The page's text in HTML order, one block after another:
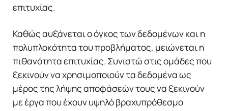
επιτυχίας.
Καθώς αυξάνεται ο όγκος των δεδομένων και η
πολυπλοκότητα του προβλήματος, μειώνεται η
πιθανότητα επιτυχίας. Συνιστώ στις ομάδες που
ξεκινούν να χρησιμοποιούν τα δεδομένα ως
μέρος της λήψης αποφάσεών τους να ξεκινούν
με έργα που έχουν υψηλό βραχυπρόθεσμο